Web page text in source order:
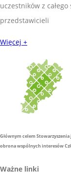
uczestników z
przedstawicieli
Więcej +
Głównym celem
obrona wspólnych interesów
Ważne linki